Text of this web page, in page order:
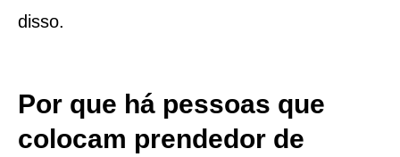
disso.
Por que há pessoas que
colocam prendedor de